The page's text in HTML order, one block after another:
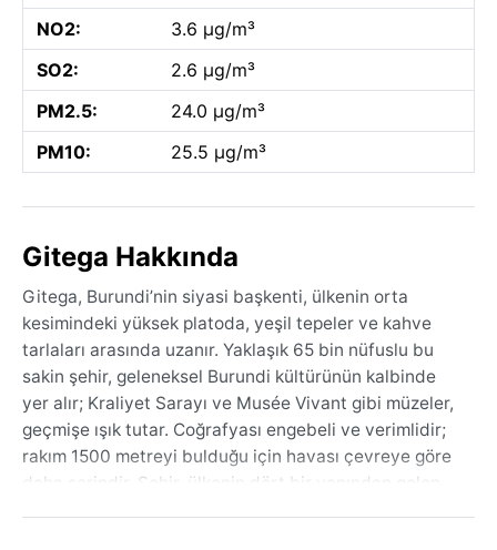
NO2:
3.6 µg/m³
SO2:
2.6 µg/m³
PM2.5:
24.0 µg/m³
PM10:
25.5 µg/m³
Gitega Hakkında
Gitega, Burundi’nin siyasi başkenti, ülkenin orta
kesimindeki yüksek platoda, yeşil tepeler ve kahve
tarlaları arasında uzanır. Yaklaşık 65 bin nüfuslu bu
sakin şehir, geleneksel Burundi kültürünün kalbinde
yer alır; Kraliyet Sarayı ve Musée Vivant gibi müzeler,
geçmişe ışık tutar. Coğrafyası engebeli ve verimlidir;
rakım 1500 metreyi bulduğu için havası çevreye göre
daha serindir. Şehir, ülkenin dört bir yanından gelen